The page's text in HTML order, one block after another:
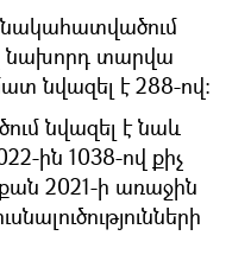
նախորդ տարվա
նվազել է 288-ով։
նվազել է նաև
ին 1038-ով քիչ
քան 2021-ի առաջին